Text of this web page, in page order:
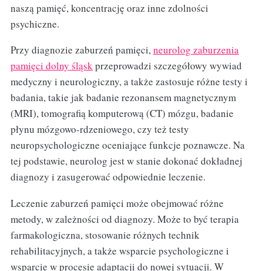
naszą pamięć, koncentrację oraz inne zdolności
psychiczne.
Przy diagnozie zaburzeń pamięci,neurolog zaburzenia
pamięci dolny śląskprzeprowadzi szczegółowy wywiad
medyczny i neurologiczny, a także zastosuje różne testy i
badania, takie jak badanie rezonansem magnetycznym
(MRI), tomografią komputerową (CT) mózgu, badanie
płynu mózgowo-rdzeniowego, czy też testy
neuropsychologiczne oceniające funkcje poznawcze. Na
tej podstawie, neurolog jest w stanie dokonać dokładnej
diagnozy i zasugerować odpowiednie leczenie.
Leczenie zaburzeń pamięci może obejmować różne
metody, w zależności od diagnozy. Może to być terapia
farmakologiczna, stosowanie różnych technik
rehabilitacyjnych, a także wsparcie psychologiczne i
wsparcie w procesie adaptacji do nowej sytuacji. W